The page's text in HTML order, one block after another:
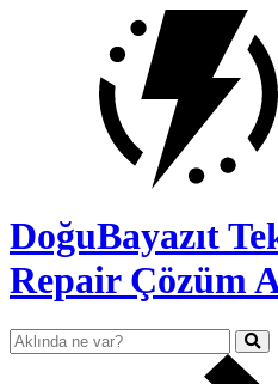
DoğuBayazıt
Repair Çözüm